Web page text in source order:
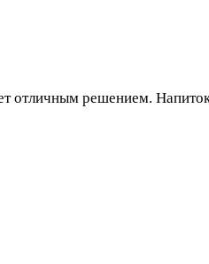
отличным решением.